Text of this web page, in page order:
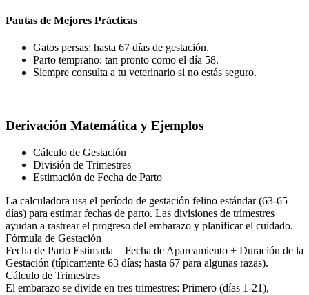
Pautas de Mejores Prácticas
Gatos persas: hasta 67 días de gestación.
Parto temprano: tan pronto como el día 58.
Siempre consulta a tu veterinario si no estás seguro.
Derivación Matemática y Ejemplos
Cálculo de Gestación
División de Trimestres
Estimación de Fecha de Parto
La calculadora usa el período de gestación felino estándar (63-65
días) para estimar fechas de parto. Las divisiones de trimestres
ayudan a rastrear el progreso del embarazo y planificar el cuidado.
Fórmula de Gestación
Fecha de Parto Estimada = Fecha de Apareamiento + Duración de la
Gestación (típicamente 63 días; hasta 67 para algunas razas).
Cálculo de Trimestres
El embarazo se divide en tres trimestres: Primero (días 1-21),